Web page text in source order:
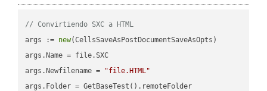
// Convirtiendo SXC a HTML
args := new(CellsSaveAsPostDocumentSaveAsOpts)
args.Name = file.SXC
args.Newfilename =
"file.HTML"
args.Folder = GetBaseTest().remoteFolder